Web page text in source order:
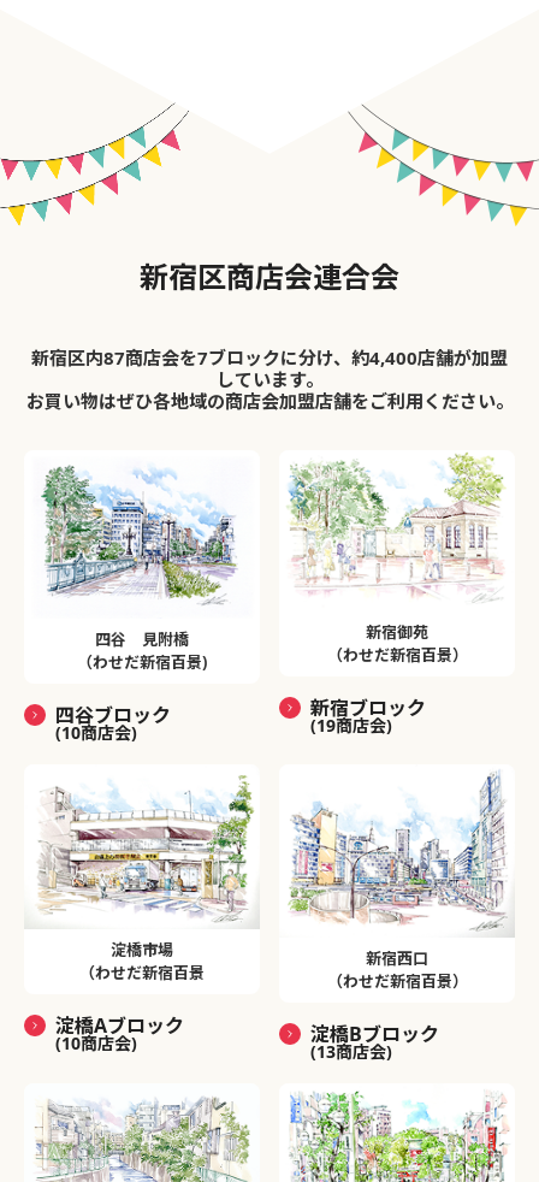
新宿区商店会連合会
新宿区内87商店会を7ブロックに分け、約4,400店舗が加盟
しています。
お買い物はぜひ各地域の商店会加盟店舗をご利用ください。
四谷 見附橋
（わせだ新宿百景)
四谷ブロック
(10商店会)
新宿御苑
（わせだ新宿百景）
新宿ブロック
(19商店会)
淀橋市場
（わせだ新宿百景
淀橋Aブロック
(10商店会)
新宿西口
（わせだ新宿百景）
淀橋Bブロック
(13商店会)